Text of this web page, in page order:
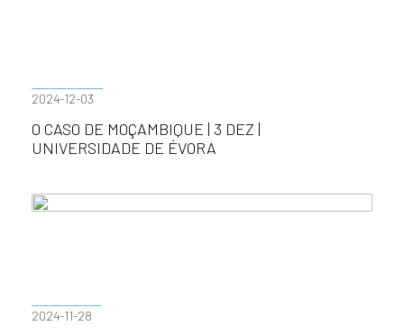
2024-12-03
O CASO DE MOÇAMBIQUE | 3 DEZ |
UNIVERSIDADE DE ÉVORA
2024-11-28